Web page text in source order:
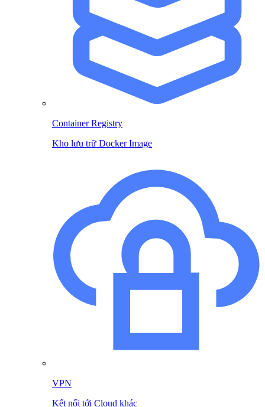
Container Registry
Kho lưu trữ Docker Image
VPN
Kết nối tới Cloud khác